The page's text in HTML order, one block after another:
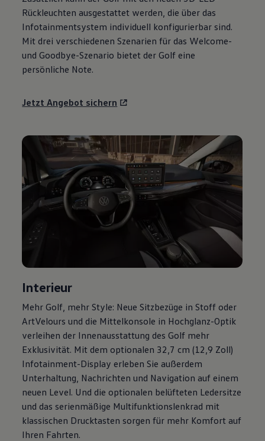
Motorenöl und Flüssigkeiten
Räder und Reifen
Pannen- und Unfallhilfe
Economy Service
Volkswagen Teile
Zubehör
Modellspezifisches Zubehör
Entertainment und Elektronik
Digitale Extras
Dienste für Ihr Modell finden
Volkswagen Apps, Login und Shop
Handy und Fahrzeug verbinden
Updates für Software, Karten und Radio
Über Ihr Auto
Vorgängermodelle
Kundeninformationen
Volkswagen Kundenbetreuung
Warn- und Kontrollleuchten
Digitale Betriebsanleitung
Lifestyle
Familie
Elektromobilität
Volkswagen R
Pannen- und Unfallhilfe
Volkswagen Kundenbetreuung
Rückleuchten ausgestattet werden, die über das
Infotainmentsystem individuell konfigurierbar sind.
Mit drei verschiedenen Szenarien für das Welcome-
und Goodbye-Szenario bietet der Golf eine
persönliche Note.
Jetzt Angebot sichern
Interieur
Mehr Golf , mehr Style: Neue Sitzbezüge in Stoff oder
ArtVelours und die Mittelkonsole in Hochglanz-Optik
verleihen der Innenausstattung des Golf mehr
Exklusivität. Mit dem optionalen 32,7 cm (12,9 Zoll)
Infotainment-Display erleben Sie außerdem
Unterhaltung, Nachrichten und Navigation auf einem
neuen Level. Und die optionalen belüfteten Ledersitze
und das serienmäßige Multifunktionslenkrad mit
klassischen Drucktasten sorgen für mehr Komfort auf
Ihren Fahrten.